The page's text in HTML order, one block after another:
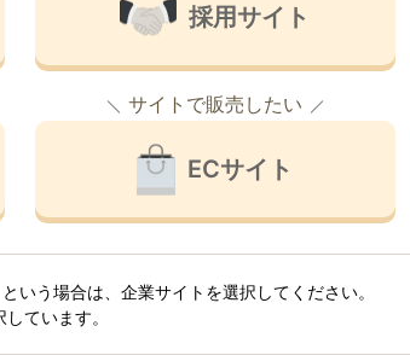
採用サイト
サイトで販売したい
ECサイト
いう場合は、企業サイトを選択してください。
ています。